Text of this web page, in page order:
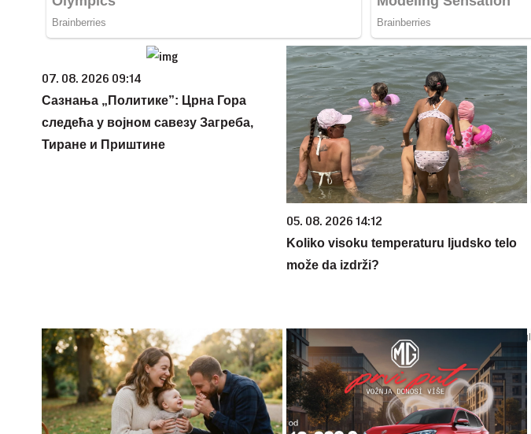
07. 08. 2026 09:14
Сазнања „Политике”: Црна Гора
следећа у војном савезу Загреба,
Тиране и Приштине
05. 08. 2026 14:12
Koliko visoku temperaturu ljudsko telo
može da izdrži?